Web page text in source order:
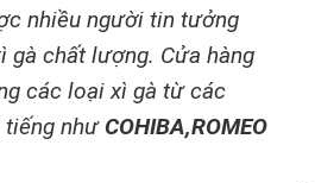
nhiều người tin tưởng
gà chất lượng. Cửa hàng
các loại xì gà từ các
tiếng như COHIBA,ROMEO